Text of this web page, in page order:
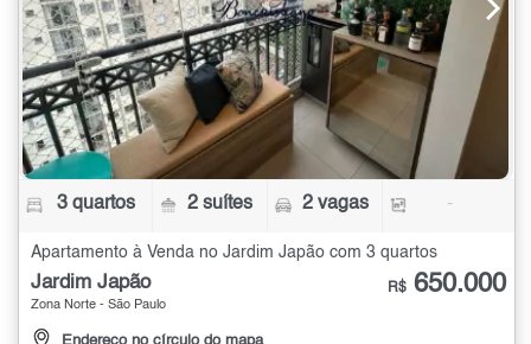
3 quartos 2 suítes 2 vagas -
Apartamento à Venda no Jardim Japão com 3 quartos
Jardim Japão
Zona Norte - São Paulo
Endereço no círculo do mapa
R$ 650.000